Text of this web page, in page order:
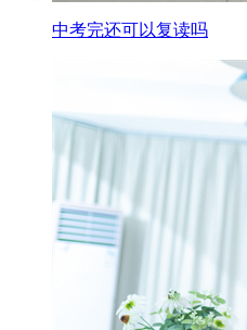
中考完还可以复读吗